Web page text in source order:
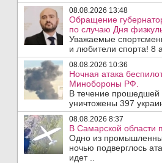
08.08.2026 13:48
Обращение
по случаю Дня
Уважаемые
и любители спорта! 8
08.08.2026 10:36
Ночная атака
Минобороны РФ.
В течение
уничтожены 397
08.08.2026 8:37
В Самарской области
Одно из
ночью подверглось
идет ..